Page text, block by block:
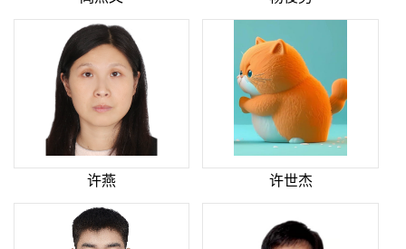
许燕 许世杰